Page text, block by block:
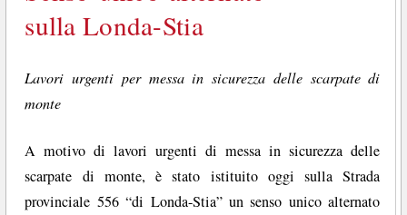
sulla Londa-Stia
Lavori urgenti per messa in sicurezza delle scarpate di
monte
A motivo di lavori urgenti di messa in sicurezza delle
scarpate di monte, è stato istituito oggi sulla Strada
provinciale 556 “di Londa-Stia” un senso unico alternato